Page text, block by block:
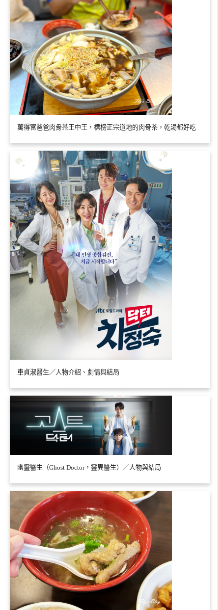
萬得富爸爸肉骨茶王中王，標榜正宗道地的肉骨茶，乾湯都好吃
車貞淑醫生／人物介紹、劇情與結局
幽靈醫生（Ghost Doctor，靈異醫生）／人物與結局